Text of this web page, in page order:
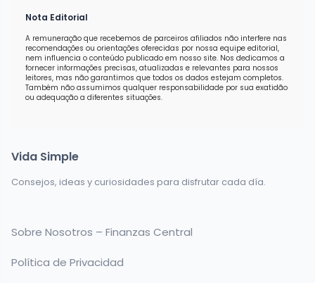
Nota Editorial
A remuneração que recebemos de parceiros afiliados não interfere nas
recomendações ou orientações oferecidas por nossa equipe editorial,
nem influencia o conteúdo publicado em nosso site. Nos dedicamos a
fornecer informações precisas, atualizadas e relevantes para nossos
leitores, mas não garantimos que todos os dados estejam completos.
Também não assumimos qualquer responsabilidade por sua exatidão
ou adequação a diferentes situações.
Vida Simple
Consejos, ideas y curiosidades para disfrutar cada día.
Sobre Nosotros – Finanzas Central
Política de Privacidad